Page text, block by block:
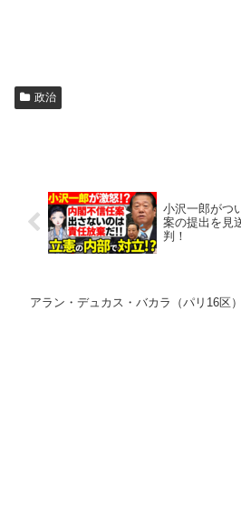
政治
小沢一郎がつ
案の提出を見
判！
アラン・デュカス・バカラ（パリ16区）